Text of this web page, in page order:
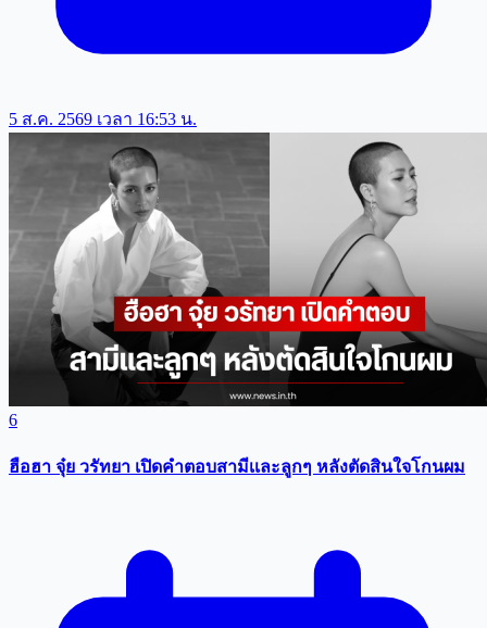
5 ส.ค. 2569 เวลา 16:53 น.
6
ฮือฮา จุ๋ย วรัทยา เปิดคำตอบสามีเเละลูกๆ หลังตัดสินใจโกนผม